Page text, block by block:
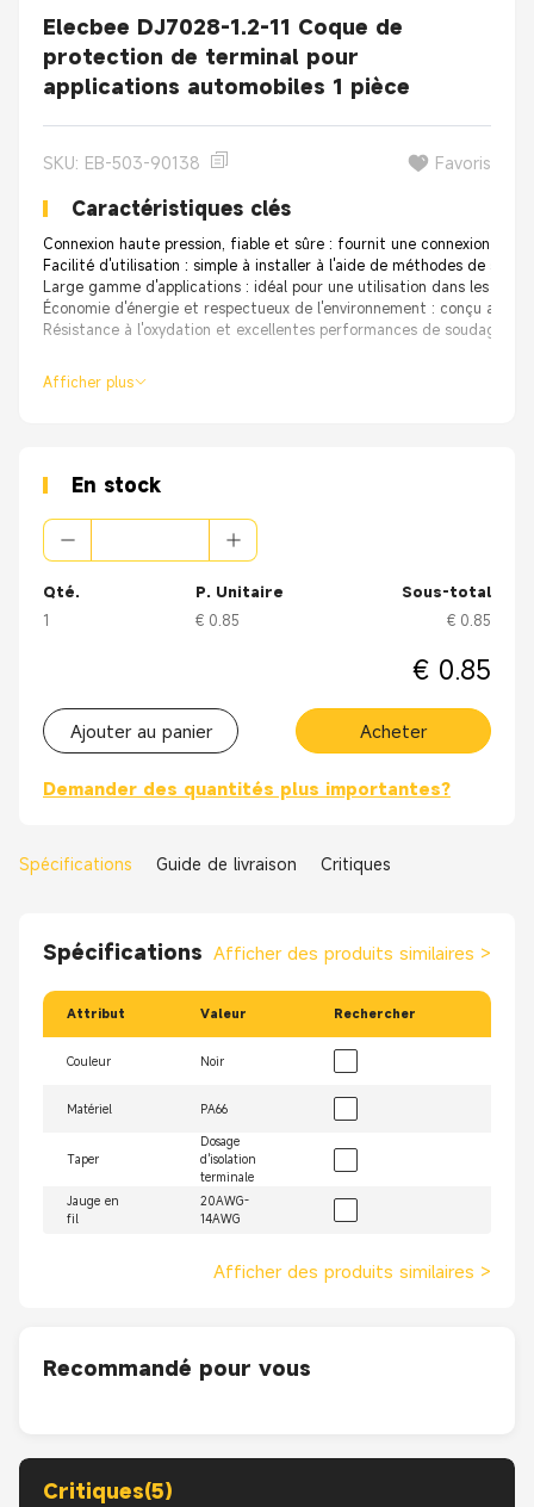
Elecbee DJ7028-1.2-11 Coque de
protection de terminal pour
applications automobiles 1 pièce
SKU: EB-503-90138 Favoris
Caractéristiques clés
Connexion haute pression, fiable et sûre : fournit une connexion
Facilité d'utilisation : simple à installer à l'aide de méthodes de
Large gamme d'applications : idéal pour une utilisation dans les
Économie d'énergie et respectueux de l'environnement : conçu
Résistance à l'oxydation et excellentes performances de soudage :
Afficher plus
En stock
Qté.
1
P. Unitaire
€ 0.85
Sous-total
€ 0.85
€ 0.85
Ajouter au panier Acheter
Demander des quantités plus importantes?
Spécifications Guide de livraison Critiques
Spécifications Afficher des produits similaires >
Attribut Valeur Rechercher
Couleur Noir
Matériel PA66
Taper
Dosage
d'isolation
terminale
Jauge en
fil
20AWG-
14AWG
Afficher des produits similaires >
Recommandé pour vous
Critiques(5)